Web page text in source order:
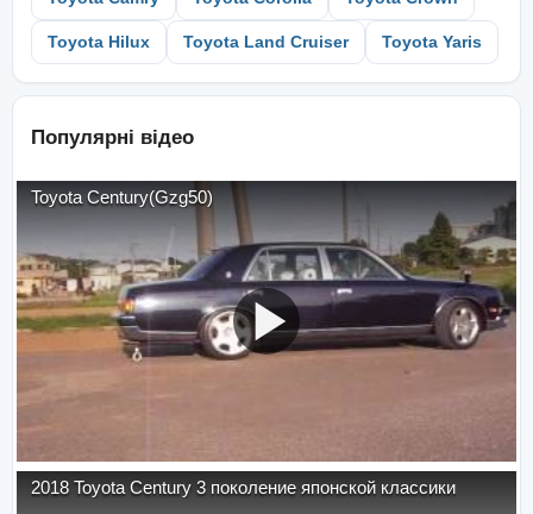
Toyota Hilux Toyota Land Cruiser Toyota Yaris
Популярні відео
Toyota Century(Gzg50)
2018 Toyota Century 3 поколение японской классики